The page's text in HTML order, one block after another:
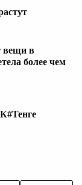
вещи в
более чем
#Тенге